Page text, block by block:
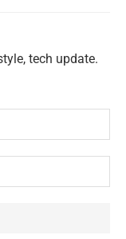
tech update.